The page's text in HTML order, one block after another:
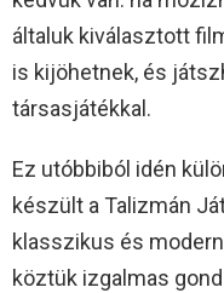
általuk kiválasztott
is kijöhetnek, és
társasjátékkal.
Ez utóbbiból idén
készült a Talizmán
klasszikus és
köztük izgalmas